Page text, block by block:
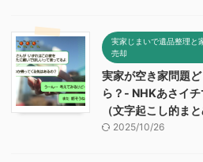
実家じまいで遺品整理と
売却
実家が空き家問題
ら？- NHKあさイ
（文字起こし的ま
2025/10/26